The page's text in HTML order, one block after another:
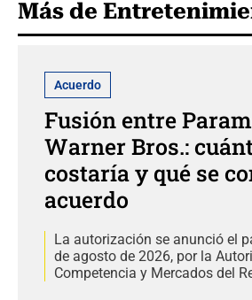
Más de
Acuerdo
Fusión entre
Warner Bros.:
costaría y qué se
acuerdo
La autorización se anunció el
de agosto de 2026, por la
Competencia y Mercados del